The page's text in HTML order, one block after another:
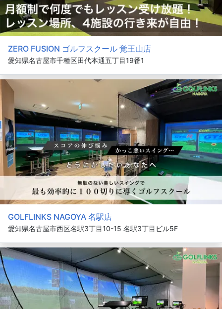
ZERO FUSION ゴルフスクール 覚王山店
愛知県名古屋市千種区田代本通五丁目19番1
GOLFLINKS NAGOYA 名駅店
愛知県名古屋市西区名駅3丁目10-15 名駅3丁目ビル5F